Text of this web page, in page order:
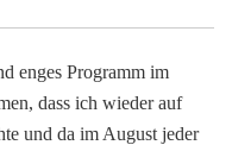
enges Programm im
dass ich wieder auf
und da im August jeder